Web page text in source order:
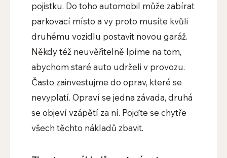
pojistku. Do toho automobil může zabírat
parkovací místo a vy proto musíte kvůli
druhému vozidlu postavit novou garáž.
Někdy též neuvěřitelně lpíme na tom,
abychom staré auto udrželi v provozu.
Často zainvestujme do oprav, které se
nevyplatí. Opraví se jedna závada, druhá
se objeví vzápětí za ní. Pojďte se chytře
všech těchto nákladů zbavit.